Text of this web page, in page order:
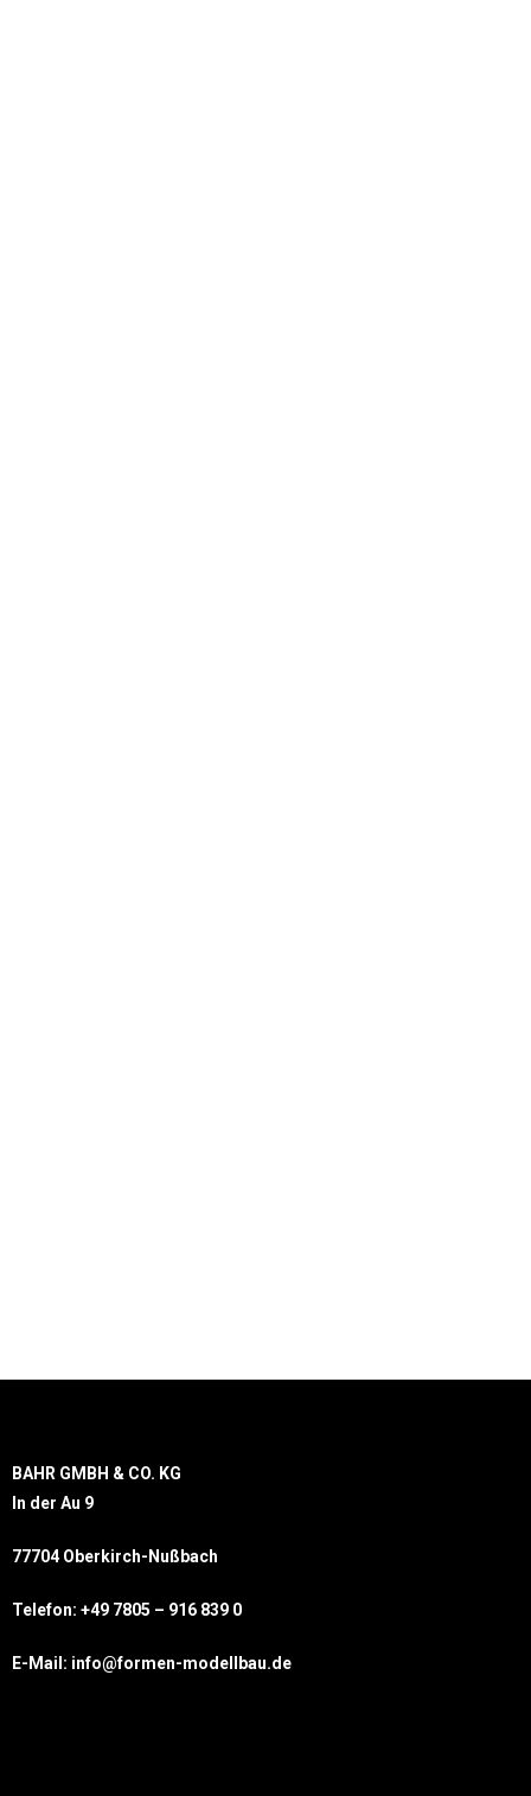
BAHR GMBH & CO. KG
In der Au 9
77704 Oberkirch-Nußbach
Telefon: +49 7805 – 916 839 0
E-Mail: info@formen-modellbau.de